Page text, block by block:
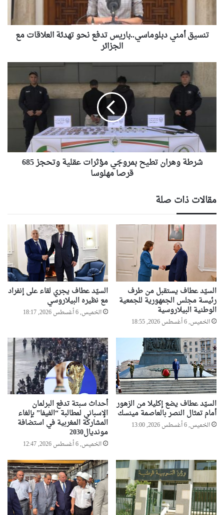
الجزائر
تنسيق أمني دبلوماسي..باريس تدفع نحو تهدئة العلاقات مع
الجزائر
تطيح
بمروجَي
مؤثرات
قرصا
مهلوسا
شرطة وهران تطيح بمروجَي مؤثرات عقلية وتحجز 685
قرصا مهلوسا
مقالات ذات صلة
السيّد عطاف يستقبل من طرف
رئيسة مجلس الجمهورية للجمعية
الوطنية البيلاروسية
الخميس, 6 أغسطس 2026, 18:55
السيّد عطاف يجري لقاء على إنفراد
مع نظيره البيلاروسي
الخميس, 6 أغسطس 2026, 18:17
السيّد عطاف يضع إكليلا من الزهور
أمام تمثال النصر بالعاصمة مينسك
الخميس, 6 أغسطس 2026, 13:00
أحداث سبتة تدفع البرلمان
الإسباني لمطالبة “الفيفا” بإلغاء
المشاركة المغربية في استضافة
مونديال2030
الخميس, 6 أغسطس 2026, 12:47